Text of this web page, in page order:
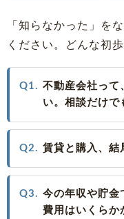
「知らなかった」を
ください。どんな初
Q1. 不動産会社って
い。相談だけで
Q2. 賃貸と購入、結
Q3. 今の年収や貯金
費用はいくらか